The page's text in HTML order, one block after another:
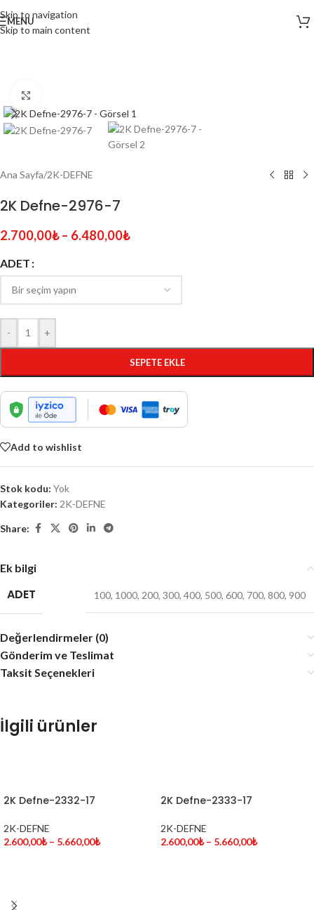
Skip to navigation
Skip to main content
MENU
Ana Sayfa/2K-DEFNE
2K Defne-2976-7
2.700,00₺ – 6.480,00₺
ADET
- +
SEPETE EKLE
Add to wishlist
Stok kodu: Yok
Kategoriler: 2K-DEFNE
Share:
Ek bilgi
ADET 100, 1000, 200, 300, 400, 500, 600, 700, 800, 900
Değerlendirmeler (0)
Gönderim ve Teslimat
Taksit Seçenekleri
İlgili ürünler
2K Defne-2332-17
2K-DEFNE
2.600,00₺ – 5.660,00₺
2K Defne-2333-17
2K-DEFNE
2.600,00₺ – 5.660,00₺